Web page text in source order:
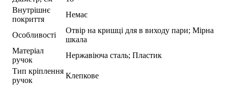
Внутрішнє
покриття
Немає
Особливості
Отвір на кришці для в виходу пари; Мірна
шкала
Матеріал
ручок
Нержавіюча сталь; Пластик
Тип кріплення
ручок
Клепкове